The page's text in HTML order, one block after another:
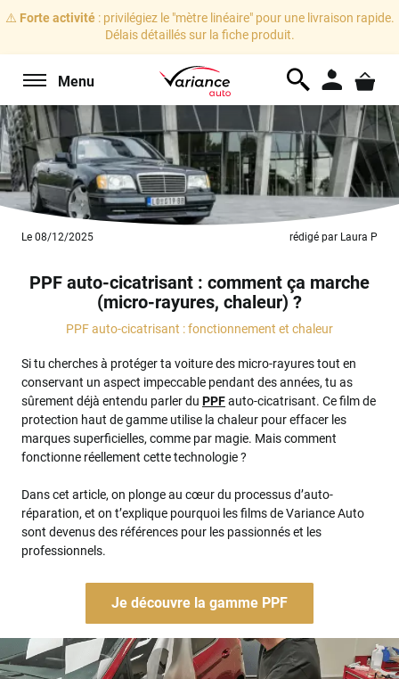
⚠️ Forte activité: privilégiez le "mètre linéaire" pour une livraison rapide.
Délais détaillés sur la fiche produit.
Menu
Le 08/12/2025 rédigé par Laura P
PPF auto-cicatrisant : comment ça marche
(micro-rayures, chaleur) ?
PPF auto-cicatrisant : fonctionnement et chaleur
Si tu cherches à protéger ta voiture des micro-rayures tout en
conservant un aspect impeccable pendant des années, tu as
sûrement déjà entendu parler du PPFauto-cicatrisant. Ce film de
protection haut de gamme utilise la chaleur pour effacer les
marques superficielles, comme par magie. Mais comment
fonctionne réellement cette technologie ?
Dans cet article, on plonge au cœur du processus d’auto-
réparation, et on t’explique pourquoi les films de Variance Auto
sont devenus des références pour les passionnés et les
professionnels.
Je découvre la gamme PPF